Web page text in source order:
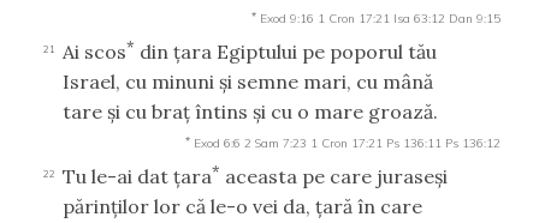
* Exod 9:16 1 Cron 17:21 Isa 63:12 Dan 9:15
21 Ai scos* din ţara Egiptului pe poporul tău
Israel, cu minuni şi semne mari, cu mână
tare şi cu braţ întins şi cu o mare groază.
* Exod 6:6 2 Sam 7:23 1 Cron 17:21 Ps 136:11 Ps 136:12
22 Tu le-ai dat ţara* aceasta pe care juraseşi
părinţilor lor că le-o vei da, ţară în care